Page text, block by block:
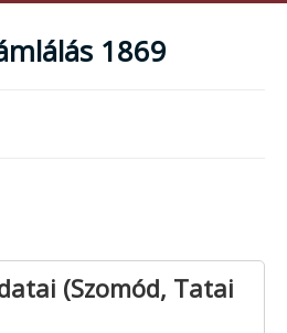
1869
(Szomód, Tatai